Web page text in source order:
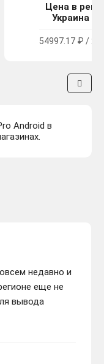
Цена в
Украина
54997.17 ₽ /
Android в
недавно и
еще не
вывода